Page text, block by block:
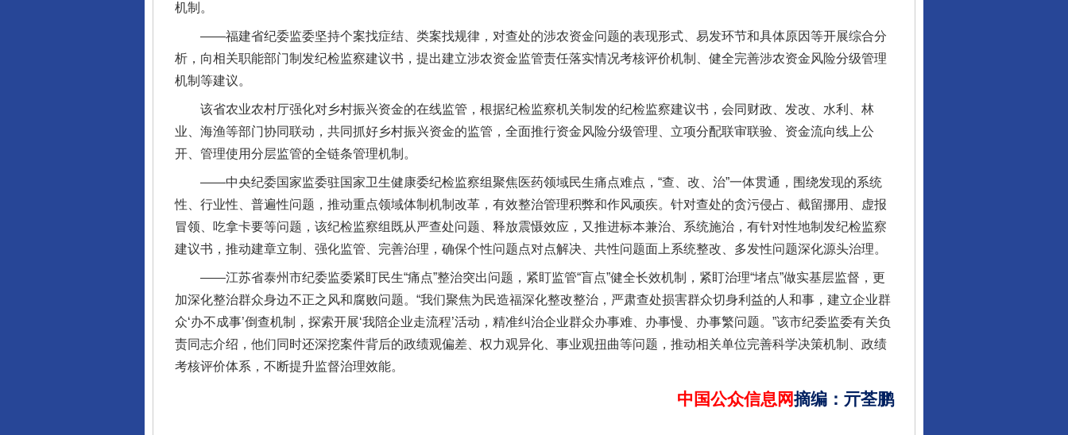
机制。
——福建省纪委监委坚持个案找症结、类案找规律，对查处的涉农资金问题的表现形式、易发环节和具体原因等开展综合分
析，向相关职能部门制发纪检监察建议书，提出建立涉农资金监管责任落实情况考核评价机制、健全完善涉农资金风险分级管理
机制等建议。
该省农业农村厅强化对乡村振兴资金的在线监管，根据纪检监察机关制发的纪检监察建议书，会同财政、发改、水利、林
业、海渔等部门协同联动，共同抓好乡村振兴资金的监管，全面推行资金风险分级管理、立项分配联审联验、资金流向线上公
开、管理使用分层监管的全链条管理机制。
——中央纪委国家监委驻国家卫生健康委纪检监察组聚焦医药领域民生痛点难点，“查、改、治”一体贯通，围绕发现的系统
性、行业性、普遍性问题，推动重点领域体制机制改革，有效整治管理积弊和作风顽疾。针对查处的贪污侵占、截留挪用、虚报
冒领、吃拿卡要等问题，该纪检监察组既从严查处问题、释放震慑效应，又推进标本兼治、系统施治，有针对性地制发纪检监察
建议书，推动建章立制、强化监管、完善治理，确保个性问题点对点解决、共性问题面上系统整改、多发性问题深化源头治理。
——江苏省泰州市纪委监委紧盯民生“痛点”整治突出问题，紧盯监管“盲点”健全长效机制，紧盯治理“堵点”做实基层监督，更
加深化整治群众身边不正之风和腐败问题。“我们聚焦为民造福深化整改整治，严肃查处损害群众切身利益的人和事，建立企业群
众‘办不成事’倒查机制，探索开展‘我陪企业走流程’活动，精准纠治企业群众办事难、办事慢、办事繁问题。”该市纪委监委有关负
责同志介绍，他们同时还深挖案件背后的政绩观偏差、权力观异化、事业观扭曲等问题，推动相关单位完善科学决策机制、政绩
考核评价体系，不断提升监督治理效能。
中国公众信息网摘编 ： 亓荃鹏
完善运行机制助力责任有效落实
东山县通报“牛蛙产品抗生素超标问题” 法徽映军营 权益有保障 让核能赋能千行百业